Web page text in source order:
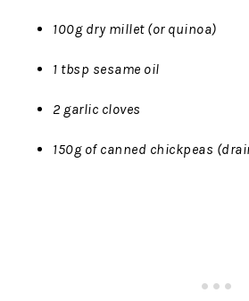
100g dry millet (or quinoa)
1 tbsp sesame oil
2 garlic cloves
150g of canned chickpeas